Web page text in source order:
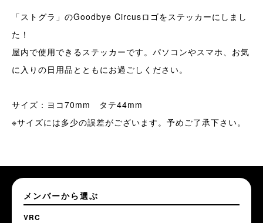
「ストグラ」のGoodbye Circusロゴをステッカーにしまし
た！
屋内で使用できるステッカーです。パソコンやスマホ、お気
に入りの日用品とともにお過ごしください。
サイズ：ヨコ70mm タテ44mm
※サイズには多少の誤差がございます。予めご了承下さい。
メンバーから選ぶ
VRC